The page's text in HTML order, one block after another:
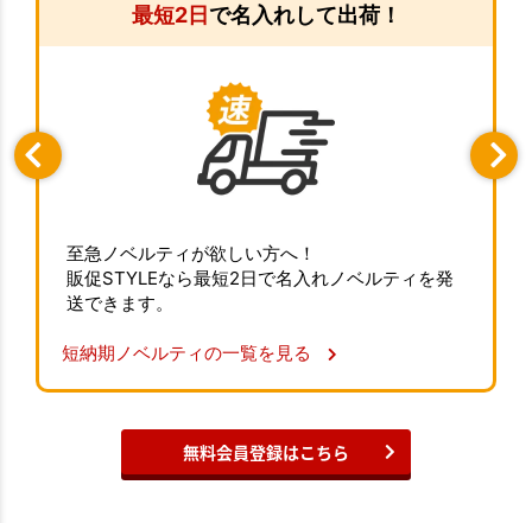
最短2日で名入れして出荷！
至急ノベルティが欲しい方へ！
販促STYLEなら最短2日で名入れノベルティを発
送できます。
短納期ノベルティの一覧を見る
無料会員登録はこちら